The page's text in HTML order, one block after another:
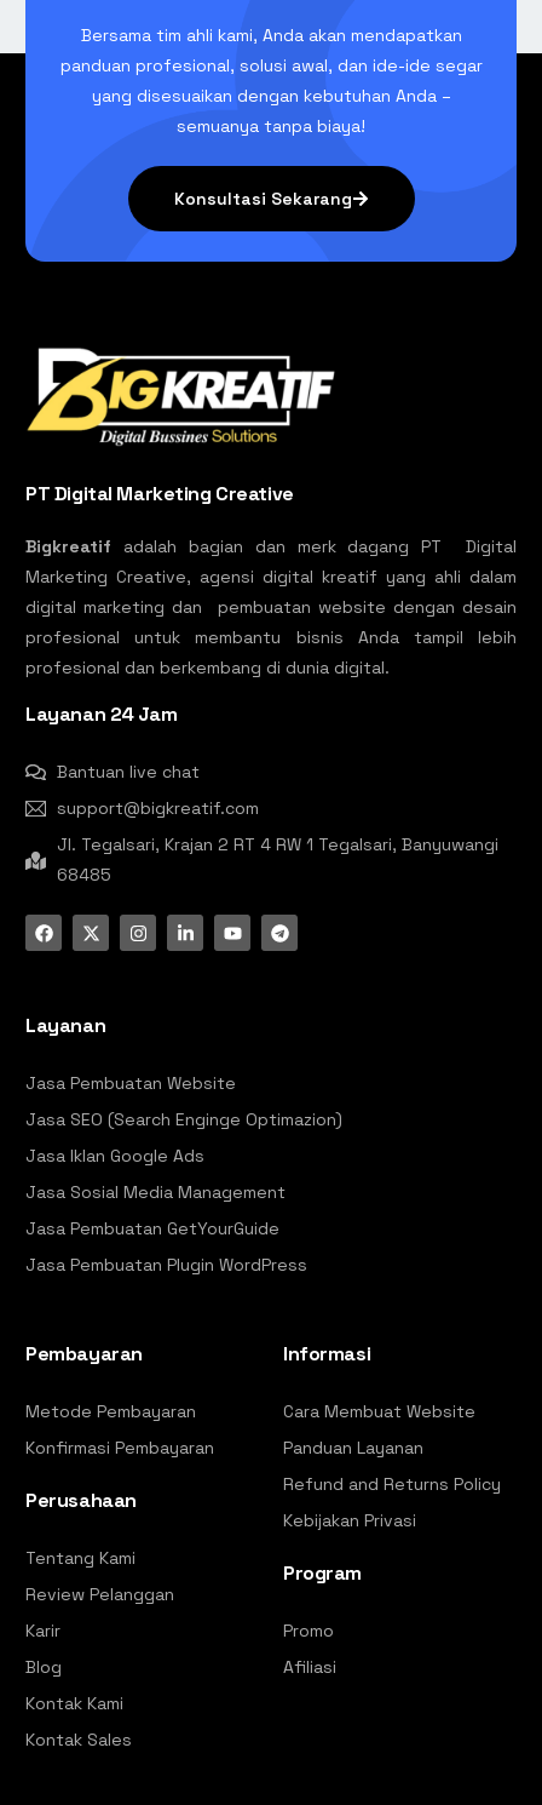
Bersama tim ahli kami, Anda akan mendapatkan
panduan profesional, solusi awal, dan ide-ide segar
yang disesuaikan dengan kebutuhan Anda –
semuanya tanpa biaya!
Konsultasi Sekarang
PT Digital Marketing Creative
Bigkreatif adalah bagian dan merk dagang PT Digital
Marketing Creative, agensi digital kreatif yang ahli dalam
digital marketing dan pembuatan website dengan desain
profesional untuk membantu bisnis Anda tampil lebih
profesional dan berkembang di dunia digital.
Layanan 24 Jam
Bantuan live chat
support@bigkreatif.com
Jl. Tegalsari, Krajan 2 RT 4 RW 1 Tegalsari, Banyuwangi
68485
Layanan
Jasa Pembuatan Website
Jasa SEO (Search Enginge Optimazion)
Jasa Iklan Google Ads
Jasa Sosial Media Management
Jasa Pembuatan GetYourGuide
Jasa Pembuatan Plugin WordPress
Pembayaran
Metode Pembayaran
Konfirmasi Pembayaran
Perusahaan
Tentang Kami
Review Pelanggan
Karir
Blog
Kontak Kami
Kontak Sales
Informasi
Cara Membuat Website
Panduan Layanan
Refund and Returns Policy
Kebijakan Privasi
Program
Promo
Afiliasi